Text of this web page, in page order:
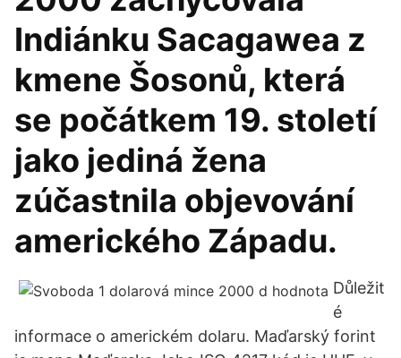
Indiánku Sacagawea z
kmene Šosonů, která
se počátkem 19. století
jako jediná žena
zúčastnila objevování
amerického Západu.
Důležit
é
informace o americkém dolaru. Maďarský forint